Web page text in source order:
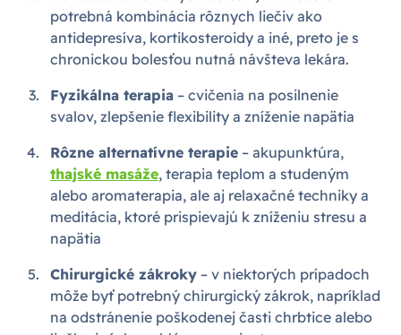
potrebná kombinácia rôznych liečiv ako
antidepresíva, kortikosteroidy a iné, preto je s
chronickou bolesťou nutná návšteva lekára.
Fyzikálna terapia – cvičenia na posilnenie
svalov, zlepšenie flexibility a zníženie napätia
Rôzne alternatívne terapie – akupunktúra,
thajské masáže, terapia teplom a studeným
alebo aromaterapia, ale aj relaxačné techniky a
meditácia, ktoré prispievajú k zníženiu stresu a
napätia
Chirurgické zákroky – v niektorých prípadoch
môže byť potrebný chirurgický zákrok, napríklad
na odstránenie poškodenej časti chrbtice alebo